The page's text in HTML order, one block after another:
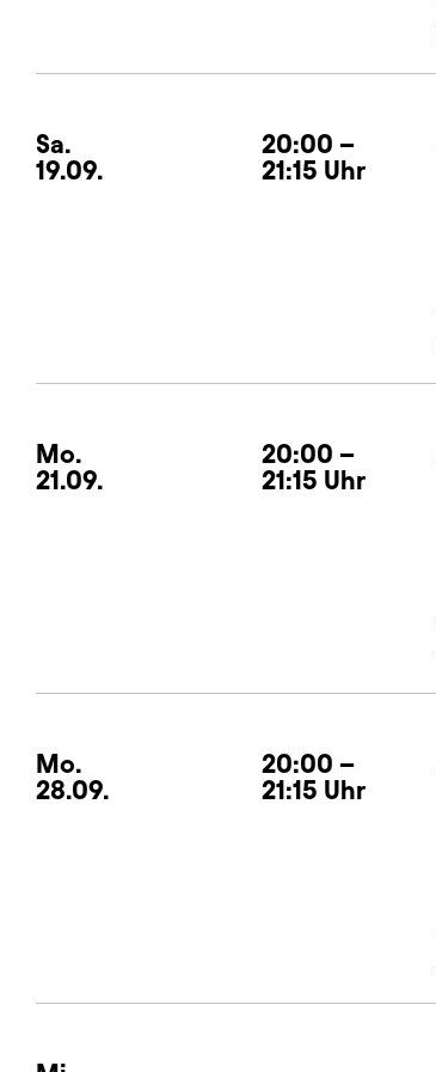
Sa.
19.09.
20:00 –
21:15 Uhr
Mo.
21.09.
20:00 –
21:15 Uhr
Mo.
28.09.
20:00 –
21:15 Uhr